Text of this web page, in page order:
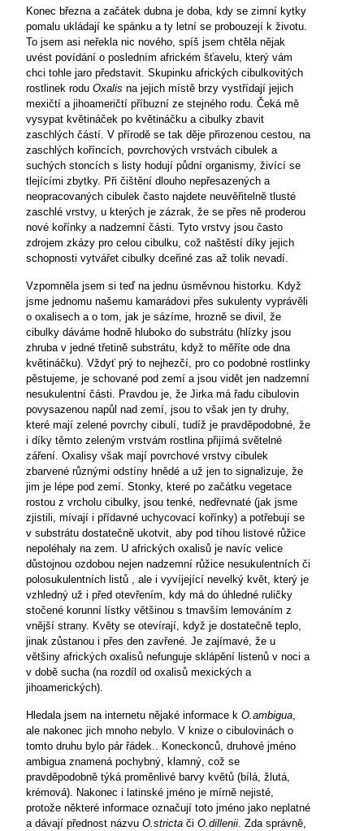
Konec března a začátek dubna je doba, kdy se zimní kytky
pomalu ukládají ke spánku a ty letní se probouzejí k životu.
To jsem asi neřekla nic nového, spíš jsem chtěla nějak
uvést povídání o posledním africkém šťavelu, který vám
chci tohle jaro představit. Skupinku afrických cibulkovitých
rostlinek rodu Oxalis na jejich místě brzy vystřídají jejich
mexičtí a jihoameričtí příbuzní ze stejného rodu. Čeká mě
vysypat květináček po květináčku a cibulky zbavit
zaschlých částí. V přírodě se tak děje přirozenou cestou, na
zaschlých koříncích, povrchových vrstvách cibulek a
suchých stoncích s listy hodují půdní organismy, živící se
tlejícími zbytky. Při čištění dlouho nepřesazených a
neopracovaných cibulek často najdete neuvěřitelně tlusté
zaschlé vrstvy, u kterých je zázrak, že se přes ně proderou
nové kořínky a nadzemní části. Tyto vrstvy jsou často
zdrojem zkázy pro celou cibulku, což naštěstí díky jejich
schopnosti vytvářet cibulky dceřiné zas až tolik nevadí.
Vzpomněla jsem si teď na jednu úsměvnou historku. Když
jsme jednomu našemu kamarádovi přes sukulenty vyprávěli
o oxalisech a o tom, jak je sázíme, hrozně se divil, že
cibulky dáváme hodně hluboko do substrátu (hlízky jsou
zhruba v jedné třetině substrátu, když to měříte ode dna
květináčku). Vždyť prý to nejhezčí, pro co podobné rostlinky
pěstujeme, je schované pod zemí a jsou vidět jen nadzemní
nesukulentní části. Pravdou je, že Jirka má řadu cibulovin
povysazenou napůl nad zemí, jsou to však jen ty druhy,
které mají zelené povrchy cibulí, tudíž je pravděpodobné, že
i díky těmto zeleným vrstvám rostlina přijímá světelné
záření. Oxalisy však mají povrchové vrstvy cibulek
zbarvené různými odstíny hnědé a už jen to signalizuje, že
jim je lépe pod zemí. Stonky, které po začátku vegetace
rostou z vrcholu cibulky, jsou tenké, nedřevnaté (jak jsme
zjistili, mívají i přídavné uchycovací kořínky) a potřebují se
v substrátu dostatečně ukotvit, aby pod tíhou listové růžice
nepoléhaly na zem. U afrických oxalisů je navíc velice
důstojnou ozdobou nejen nadzemní růžice nesukulentních či
polosukulentních listů , ale i vyvíjející nevelký květ, který je
vzhledný už i před otevřením, kdy má do úhledné ruličky
stočené korunní lístky většinou s tmavším lemováním z
vnější strany. Květy se otevírají, když je dostatečně teplo,
jinak zůstanou i přes den zavřené. Je zajímavé, že u
většiny afrických oxalisů nefunguje sklápění listenů v noci a
v době sucha (na rozdíl od oxalisů mexických a
jihoamerických).
Hledala jsem na internetu nějaké informace k O.ambigua,
ale nakonec jich mnoho nebylo. V knize o cibulovinách o
tomto druhu bylo pár řádek.. Koneckonců, druhové jméno
ambigua znamená pochybný, klamný, což se
pravděpodobně týká proměnlivé barvy květů (bílá, žlutá,
krémová). Nakonec i latinské jméno je mírně nejisté,
protože některé informace označují toto jméno jako neplatné
a dávají přednost názvu O.stricta či O.dillenii. Zda správně,